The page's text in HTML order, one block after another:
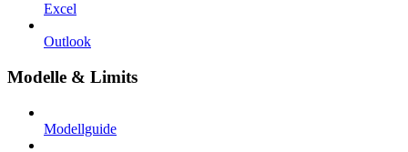
Excel
Outlook
Modelle & Limits
Modellguide